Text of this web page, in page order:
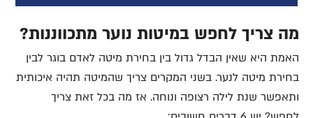
מה צריך לחפש במיטות נוער מתכווננות?
האמת היא שאין הבדל גדול בין בחירת מיטה לאדם בוגר לבין
בחירת מיטה לנער. בשני המקרים צריך שהמיטה תהיה איכותית
ותאפשר שנת לילה רצופה ונוחה. אז מה בכל זאת צריך